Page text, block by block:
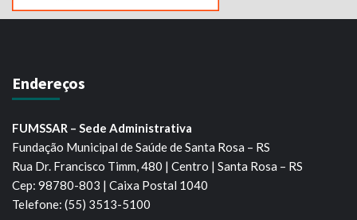
Endereços
FUMSSAR – Sede Administrativa
Fundação Municipal de Saúde de Santa Rosa – RS
Rua Dr. Francisco Timm, 480 | Centro | Santa Rosa – RS
Cep: 98780-803 | Caixa Postal 1040
Telefone: (55) 3513-5100